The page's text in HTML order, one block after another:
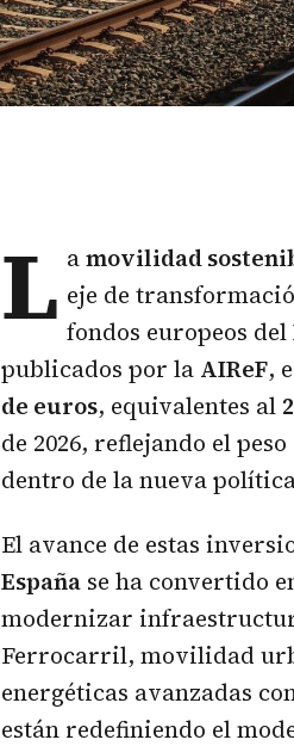
L amovilidad
eje de
fondos europeos del
publicados por la AIReF,
de euros, equivalentes al
de 2026, reflejando el
dentro de la nueva
El avance de estas
España se ha convertido
modernizar
Ferrocarril, movilidad
energéticas avanzadas
están redefiniendo el